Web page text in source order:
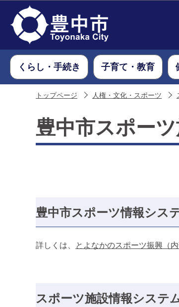
くらし・手続き 子育て・教育
トップページ 人権・文化・スポーツ
豊中市スポー
豊中市スポーツ情報シス
詳しくは、 とよなかのスポーツ振興（内
スポーツ施設情報システ